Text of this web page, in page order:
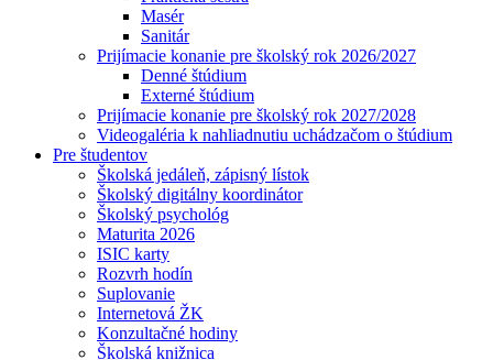
Masér
Sanitár
Prijímacie konanie pre školský rok 2026/2027
Denné štúdium
Externé štúdium
Prijímacie konanie pre školský rok 2027/2028
Videogaléria k nahliadnutiu uchádzačom o štúdium
Pre študentov
Školská jedáleň, zápisný lístok
Školský digitálny koordinátor
Školský psychológ
Maturita 2026
ISIC karty
Rozvrh hodín
Suplovanie
Internetová ŽK
Konzultačné hodiny
Školská knižnica